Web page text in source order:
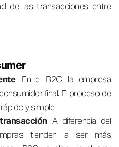
de las transacciones entre
: En el B2C, la empresa
final. El proceso de
y simple.
: A diferencia del
tienden a ser más